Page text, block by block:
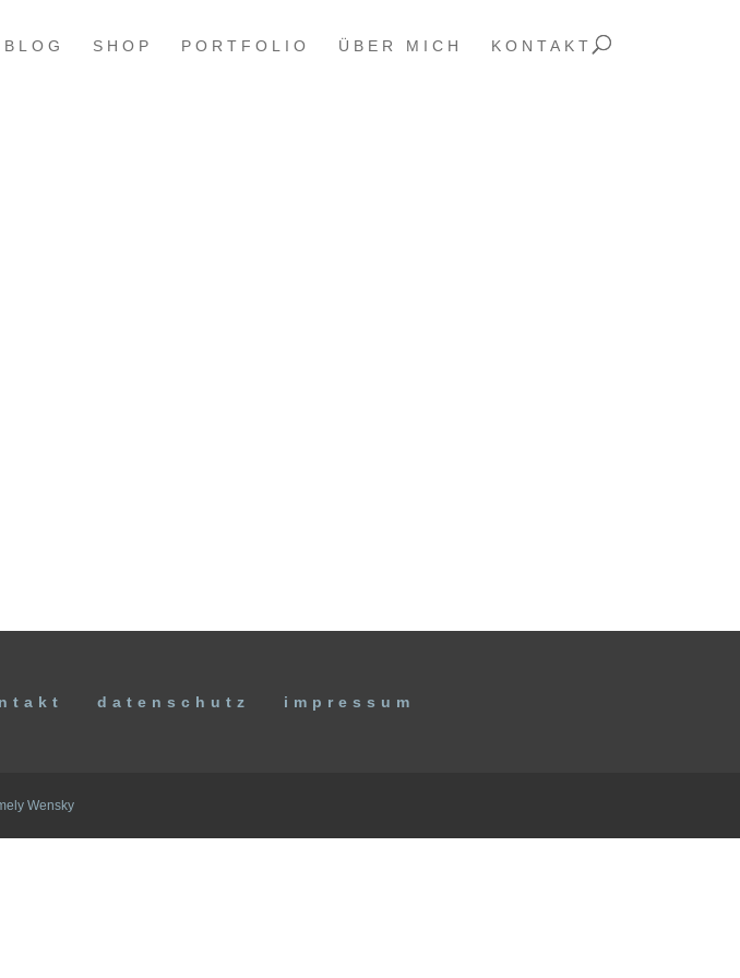
BLOG SHOP PORTFOLIO ÜBER MICH KONTAKT
datenschutz impressum
Wensky